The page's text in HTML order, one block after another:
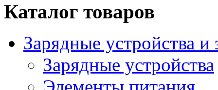
Каталог товаров
Зарядные устройства
Зарядные устройства